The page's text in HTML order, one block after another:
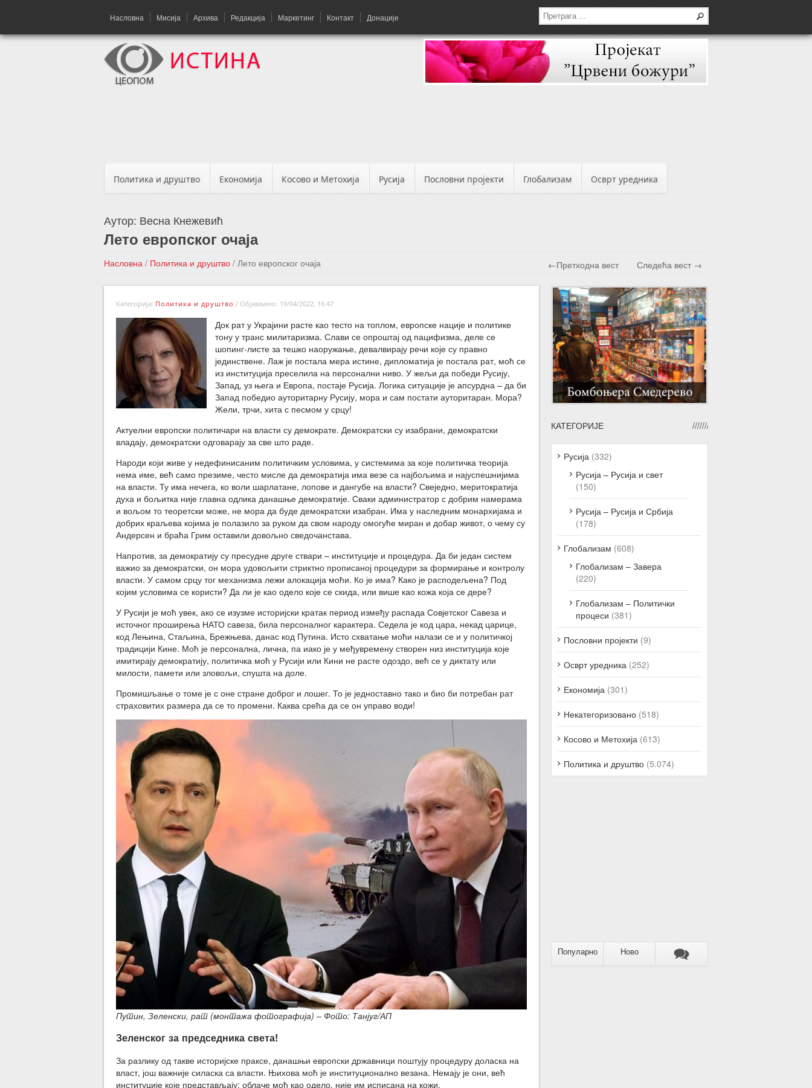
Насловна Мисија Архива Редакција Маркетинг Контакт Донације
Политика и друштво Економија Косово и Метохија Русија Пословни пројекти Глобализам Осврт уредника
Аутор: Весна Кнежевић
Лето европског очаја
Насловна / Политика и друштво / Лето европског очаја ←Претходна вест Следећа вест →
Категорија: Политика и друштво / Објављено: 19/04/2022, 16:47
Док рат у Украјини расте као тесто на топлом, европске нације и политике
тону у транс милитаризма. Слави се опроштај од пацифизма, деле се
шопинг-листе за тешко наоружање, девалвирају речи које су правно
јединствене. Лаж је постала мера истине, дипломатија је постала рат, моћ се
из институција преселила на персонални ниво. У жељи да победи Русију,
Запад, уз њега и Европа, постаје Русија. Логика ситуације је апсурдна – да би
Запад победио ауторитарну Русију, мора и сам постати ауторитаран. Мора?
Жели, трчи, хита с песмом у срцу!
Актуелни европски политичари на власти су демократе. Демократски су изабрани, демократски
владају, демократски одговарају за све што раде.
Народи који живе у недефинисаним политичким условима, у системима за које политичка теорија
нема име, већ само презиме, често мисле да демократија има везе са најбољима и најуспешнијима
на власти. Ту има нечега, ко воли шарлатане, лопове и дангубе на власти? Свеједно, меритократија
духа и бољитка није главна одлика данашње демократије. Сваки администратор с добрим намерама
и вољом то теоретски може, не мора да буде демократски изабран. Има у наследним монархијама и
добрих краљева којима је полазило за руком да свом народу омогуће миран и добар живот, о чему су
Андерсен и браћа Грим оставили довољно сведочанстава.
Напротив, за демократију су пресудне друге ствари – институције и процедура. Да би један систем
важио за демократски, он мора удовољити стриктно прописаној процедури за формирање и контролу
власти. У самом срцу тог механизма лежи алокација моћи. Ко је има? Како је расподељена? Под
којим условима се користи? Да ли је као одело које се скида, или више као кожа која се дере?
У Русији је моћ увек, ако се изузме историјски кратак период између распада Совјетског Савеза и
источног проширења НАТО савеза, била персоналног карактера. Седела је код цара, некад царице,
код Лењина, Стаљина, Брежњева, данас код Путина. Исто схватање моћи налази се и у политичкој
традицији Кине. Моћ је персонална, лична, па иако је у међувремену створен низ институција које
имитирају демократију, политичка моћ у Русији или Кини не расте одоздо, већ се у диктату или
милости, памети или зловољи, спушта на доле.
Промишљање о томе је с оне стране доброг и лошег. То је једноставно тако и био би потребан рат
страховитих размера да се то промени. Каква срећа да се он управо води!
Путин, Зеленски, рат (монтажа фотографија) – Фото: Танјуг/АП
Зеленског за председника света!
За разлику од такве историјске праксе, данашњи европски државници поштују процедуру доласка на
власт, још важније силаска са власти. Њихова моћ је институционално везана. Немају је они, већ
институције које представљају; облаче моћ као одело, није им исписана на кожи.
КАТЕГОРИЈЕ
Русија (332)
Русија – Русија и свет
(150)
Русија – Русија и Србија
(178)
Глобализам (608)
Глобализам – Завера
(220)
Глобализам – Политички
процеси (381)
Пословни пројекти (9)
Осврт уредника (252)
Економија (301)
Некатегоризовано (518)
Косово и Метохија (613)
Политика и друштво (5.074)
Популарно Ново